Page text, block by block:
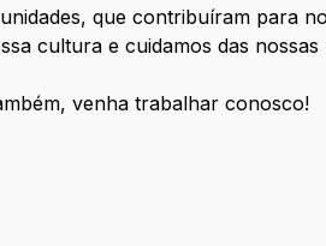
que contribuíram para
cultura e cuidamos das nossas
venha trabalhar conosco!